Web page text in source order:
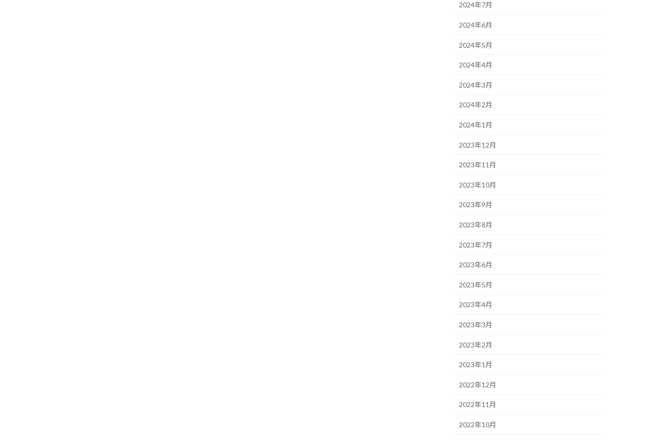
2024年7月
2024年6月
2024年5月
2024年4月
2024年3月
2024年2月
2024年1月
2023年12月
2023年11月
2023年10月
2023年9月
2023年8月
2023年7月
2023年6月
2023年5月
2023年4月
2023年3月
2023年2月
2023年1月
2022年12月
2022年11月
2022年10月